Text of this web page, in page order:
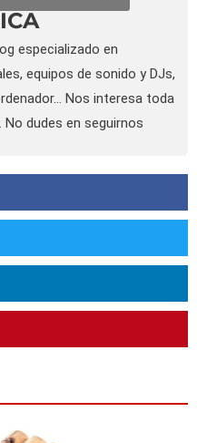
especializado en
equipos de sonido y DJs,
Nos interesa toda
dudes en seguirnos